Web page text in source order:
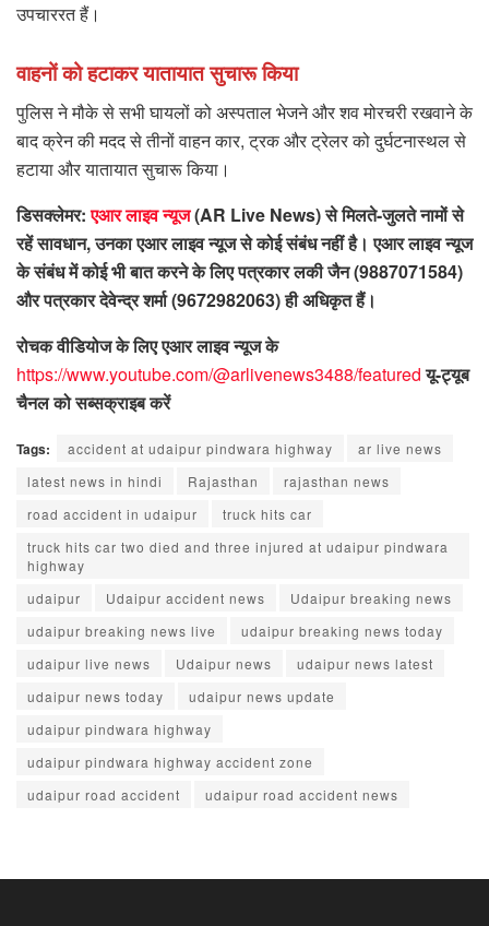
उपचाररत हैं।
वाहनों को हटाकर यातायात सुचारू किया
पुलिस ने मौके से सभी घायलों को अस्पताल भेजने और शव मोरचरी रखवाने के
बाद क्रेन की मदद से तीनों वाहन कार, ट्रक और ट्रेलर को दुर्घटनास्थल से
हटाया और यातायात सुचारू किया।
डिसक्लेमर:एआर लाइव न्यूज(AR Live News) से मिलते-जुलते नामों से
रहें सावधान, उनका एआर लाइव न्यूज से कोई संबंध नहीं है। एआर लाइव न्यूज
के संबंध में कोई भी बात करने के लिए पत्रकार लकी जैन (9887071584)
और पत्रकार देवेन्द्र शर्मा (9672982063) ही अधिकृत हैं।
रोचक वीडियोज के लिए एआर लाइव न्यूज के
https://www.youtube.com/@arlivenews3488/featuredयू-ट्यूब
चैनल को सब्सक्राइब करें
Tags: accident at udaipur pindwara highway
ar live news
latest news in hindi
Rajasthan
rajasthan news
road accident in udaipur
truck hits car
truck hits car two died and three injured at udaipur pindwara
highway
udaipur
Udaipur accident news
Udaipur breaking news
udaipur breaking news live
udaipur breaking news today
udaipur live news
Udaipur news
udaipur news latest
udaipur news today
udaipur news update
udaipur pindwara highway
udaipur pindwara highway accident zone
udaipur road accident
udaipur road accident news